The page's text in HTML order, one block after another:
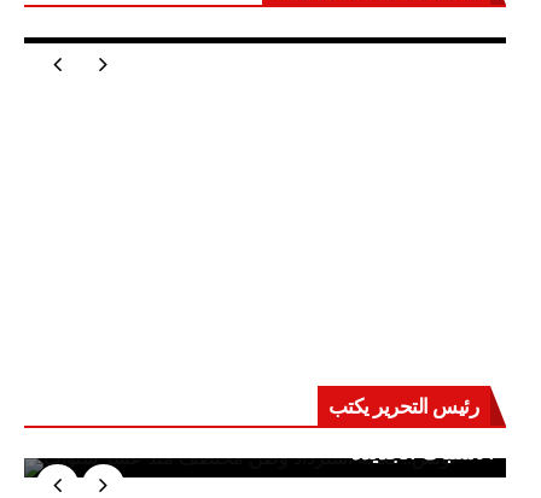
مصر تعيد للعالم اتزانه
رئيس التحرير يكتب
حرب على العقول.. حادثة دمياط تكشف قواعد
الاشتباك الجديدة